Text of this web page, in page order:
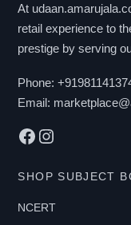
may
be
on
the
At
retail experience to
prestige by serving
Phone:
Email:
Facebook
Instagram
SHOP SUBJECT
NCERT